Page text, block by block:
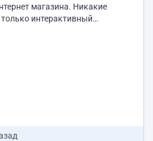
магазина. Никакие
интерактивный
Желательно делать в
последующего
почти ничего не